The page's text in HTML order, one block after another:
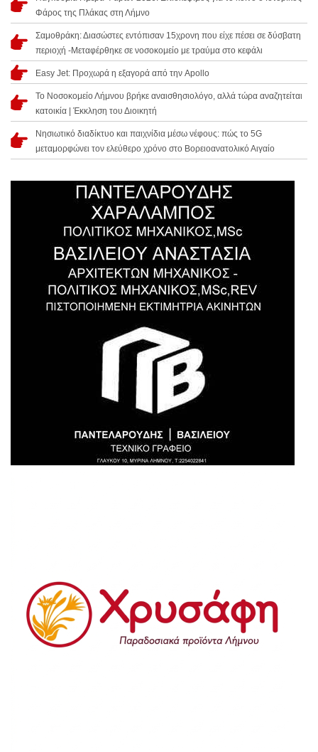
Φάρος της Πλάκας στη Λήμνο
Σαμοθράκη: Διασώστες εντόπισαν 15χρονη που είχε πέσει σε δύσβατη
περιοχή -Μεταφέρθηκε σε νοσοκομείο με τραύμα στο κεφάλι
Easy Jet: Προχωρά η εξαγορά από την Apollo
Το Νοσοκομείο Λήμνου βρήκε αναισθησιολόγο, αλλά τώρα αναζητείται
κατοικία | Έκκληση του Διοικητή
Νησιωτικό διαδίκτυο και παιχνίδια μέσω νέφους: πώς το 5G
μεταμορφώνει τον ελεύθερο χρόνο στο Βορειοανατολικό Αιγαίο